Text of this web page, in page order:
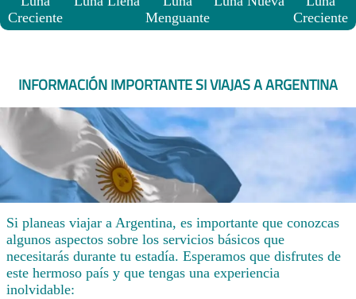
Creciente
Menguante
Creciente
INFORMACIÓN IMPORTANTE SI VIAJAS A ARGENTINA
Si planeas viajar a Argentina, es importante que conozcas
algunos aspectos sobre los servicios básicos que
necesitarás durante tu estadía. Esperamos que disfrutes de
este hermoso país y que tengas una experiencia
inolvidable: